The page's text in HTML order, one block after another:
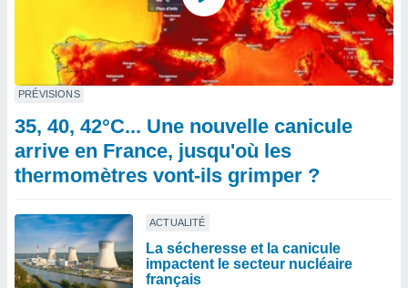
PRÉVISIONS
35, 40, 42°C... Une nouvelle canicule
arrive en France, jusqu'où les
thermomètres vont-ils grimper ?
ACTUALITÉ
La sécheresse et la canicule
impactent le secteur nucléaire
français